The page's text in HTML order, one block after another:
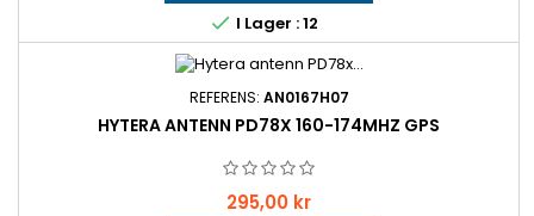
 I Lager : 12
REFERENS: AN0167H07
HYTERA ANTENN PD78X 160-174MHZ GPS
Pris
295,00 kr